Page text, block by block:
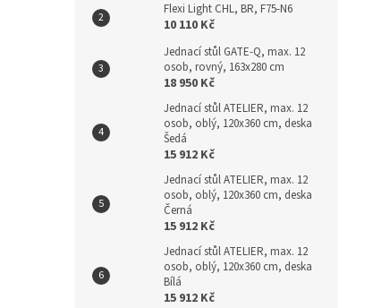
Flexi Light CHL, BR, F75-N6
10 110 Kč
Jednací stůl GATE-Q, max. 12
osob, rovný, 163x280 cm
18 950 Kč
Jednací stůl ATELIER, max. 12
osob, oblý, 120x360 cm, deska
Šedá
15 912 Kč
Jednací stůl ATELIER, max. 12
osob, oblý, 120x360 cm, deska
Černá
15 912 Kč
Jednací stůl ATELIER, max. 12
osob, oblý, 120x360 cm, deska
Bílá
15 912 Kč